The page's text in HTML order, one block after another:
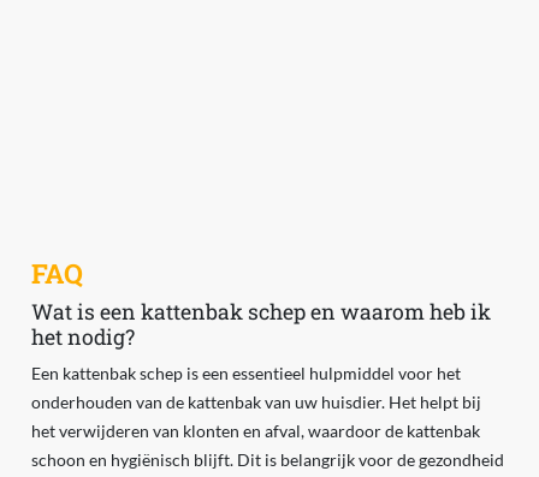
FAQ
Wat is een kattenbak schep en waarom heb ik
het nodig?
Een kattenbak schep is een essentieel hulpmiddel voor het
onderhouden van de kattenbak van uw huisdier. Het helpt bij
het verwijderen van klonten en afval, waardoor de kattenbak
schoon en hygiënisch blijft. Dit is belangrijk voor de gezondheid